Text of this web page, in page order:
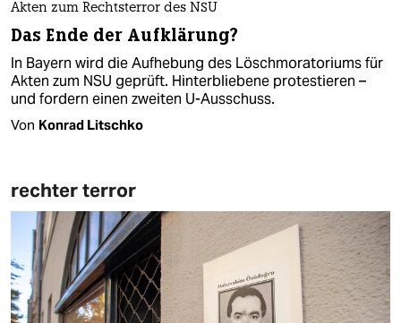
Akten zum Rechtsterror des NSU
Das Ende der Aufklärung?
In Bayern wird die Aufhebung des Löschmoratoriums für
Akten zum NSU geprüft. Hinterbliebene protestieren –
und fordern einen zweiten U-Ausschuss.
Von Konrad Litschko
rechter terror